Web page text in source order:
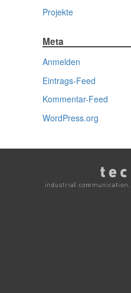
Projekte
Meta
Anmelden
Eintrags-Feed
Kommentar-Feed
WordPress.org